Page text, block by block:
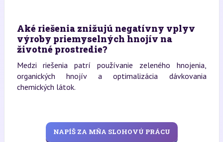
Aké riešenia znižujú negatívny vplyv
výroby priemyselných hnojív na
životné prostredie?
Medzi riešenia patrí používanie zeleného hnojenia,
organických hnojív a optimalizácia dávkovania
chemických látok.
NAPÍŠ ZA MŇA SLOHOVÚ PRÁCU